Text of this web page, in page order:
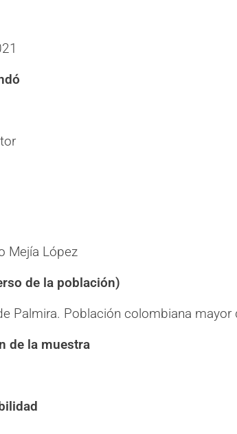
Mejía López
de la población)
Palmira. Población colombiana
de la muestra